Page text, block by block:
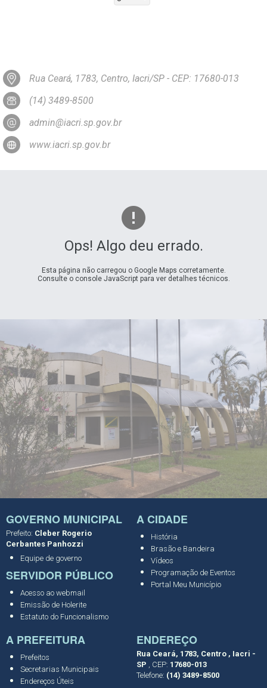
Rua Ceará, 1783, Centro, Iacri/SP - CEP: 17680-013
(14) 3489-8500
admin@iacri.sp.gov.br
www.iacri.sp.gov.br
Ops! Algo deu errado.
Esta página não carregou o Google Maps corretamente.
Consulte o console JavaScript para ver detalhes técnicos.
GOVERNO MUNICIPAL
Prefeito: Cleber Rogerio
Cerbantes Panhozzi
Equipe de governo
SERVIDOR PÚBLICO
Acesso ao webmail
Emissão de Holerite
Estatuto do Funcionalismo
A CIDADE
História
Brasão e Bandeira
Vídeos
Programação de Eventos
Portal Meu Município
A PREFEITURA
Prefeitos
Secretarias Municipais
Endereços Úteis
ENDEREÇO
Rua Ceará, 1783, Centro , Iacri -
SP , CEP: 17680-013
Telefone: (14) 3489-8500